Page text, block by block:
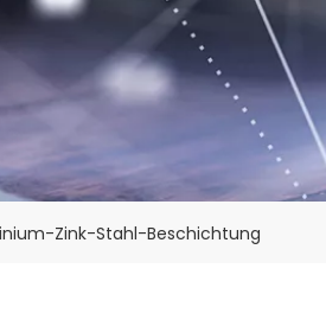
Nederlands
Zink-Stahl-Beschichtung